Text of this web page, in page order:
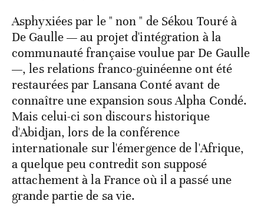
Asphyxiées par le " non " de Sékou Touré à
De Gaulle — au projet d'intégration à la
communauté française voulue par De Gaulle
—, les relations franco-guinéenne ont été
restaurées par Lansana Conté avant de
connaître une expansion sous Alpha Condé.
Mais celui-ci son discours historique
d'Abidjan, lors de la conférence
internationale sur l'émergence de l'Afrique,
a quelque peu contredit son supposé
attachement à la France où il a passé une
grande partie de sa vie.